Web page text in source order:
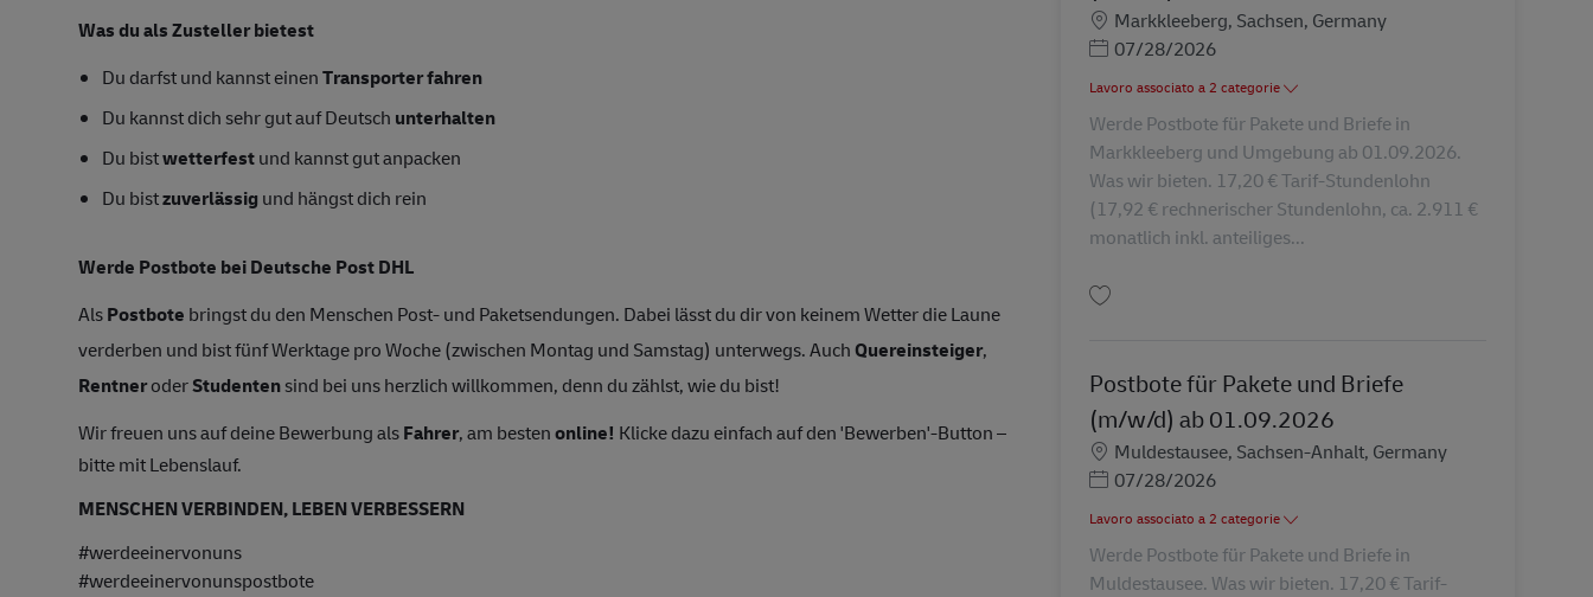
Was du als Zusteller bietest
Du darfst und kannst einenTransporter fahren
Du kannst dich sehr gut auf Deutsch unterhalten
Du bistwetterfestund kannst gut anpacken
Du bistzuverlässig und hängst dich rein
Werde Postbote bei Deutsche Post DHL
AlsPostbote bringst du den Menschen Post- und Paketsendungen. Dabei lässt du dir von keinem Wetter die Laune
verderben und bist fünf Werktage pro Woche (zwischen Montag und Samstag) unterwegs. AuchQuereinsteiger,
RentneroderStudentensind bei uns herzlich willkommen, denn du zählst, wie du bist!
Wir freuen uns auf deine Bewerbung alsFahrer, am bestenonline! Klicke dazu einfach auf den 'Bewerben'-Button –
bitte mit Lebenslauf.
MENSCHEN VERBINDEN, LEBEN VERBESSERN
#werdeeinervonuns
#werdeeinervonunspostbote
SedeMarkkleeberg, Sachsen, Germany
Posted Date
07/28/2026
Lavoro associato a 2 categorie
Werde Postbote für Pakete und Briefe in
Markkleeberg und Umgebung ab 01.09.2026.
Was wir bieten. 17,20 € Tarif-Stundenlohn
(17,92 € rechnerischer Stundenlohn, ca. 2.911 €
monatlich inkl. anteiliges...
Postbote für Pakete und Briefe
(m/w/d) ab 01.09.2026
SedeMuldestausee, Sachsen-Anhalt, Germany
Posted Date
07/28/2026
Lavoro associato a 2 categorie
Werde Postbote für Pakete und Briefe in
Muldestausee. Was wir bieten. 17,20 € Tarif-